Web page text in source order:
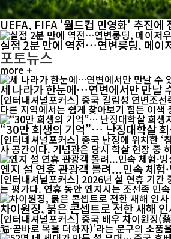
UEFA, FIFA '월드컵 민영화' 추진에
실점 2분 만에 역전…연변룽딩, 메이
포토뉴스
more +
세 나라가 한눈에…연변에서만 만날
[인터내셔널포커스] 중국 길림성 연변조
“30만 희생의 기억”… 난징대학살 희
[인터네셔널포커스] 중국 난징에 위치한
사 공간이다. 기념관은 당시 학살 현장 중
옌지 설 연휴 관광객 몰려...민속 체험
[인터내셔널포커스] 2026년 설 연휴 기간
는 평가다. 연휴 동안 옌지시는 조
차이원징, 붉은 콘셉트로 전한 새해
[인터내셔널포커스] 중국 배우 차이원징(
福·곧바로 복을 더하자)’라는 문구의 소